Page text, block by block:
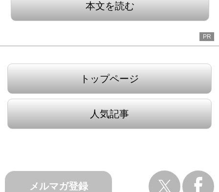
本文を読む
PR
トップページ
人気記事
メルマガ登録